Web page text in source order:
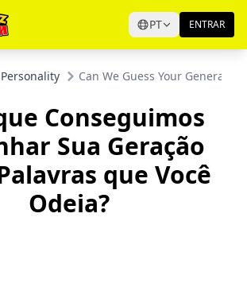
PT ENTRAR
Personality Can We Guess Your
Conseguimos
Sua Geração
que Você
Odeia?